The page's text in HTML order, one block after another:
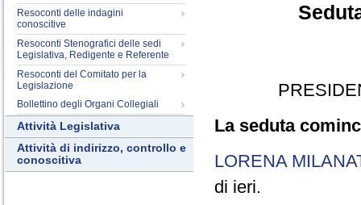
Resoconti delle indagini
conoscitive
Resoconti Stenografici delle sedi
Legislativa, Redigente e Referente
Resoconti del Comitato per la
Legislazione
Bollettino degli Organi Collegiali
Attività Legislativa
Attività di indirizzo, controllo e
conoscitiva
La seduta
LORENA
di ieri.